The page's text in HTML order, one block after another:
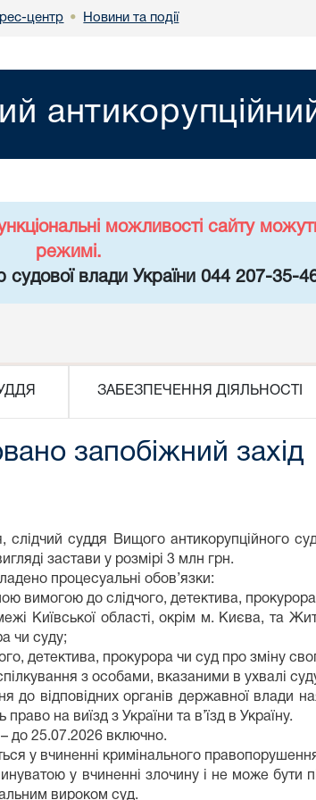
центр • Новини та події
можливості сайту
режимі.
судової влади України 044 207-35-
ЗАБЕЗПЕЧЕННЯ ДІЯЛЬНОСТІ
запобіжний захід
слідчий суддя Вищого антикорупційного
застави у розмірі 3 млн грн.
процесуальні обов’язки:
вимогою до слідчого, детектива,
Київської області, окрім м. Києва, та
чи суду;
детектива, прокурора чи суд про зміну
з особами, вказаними в ухвалі
до відповідних органів державної влади
на виїзд з України та в’їзд в Україну.
– до 25.07.2026 включно.
у вчиненні кримінального
у вчиненні злочину і не може бути
вироком суд.